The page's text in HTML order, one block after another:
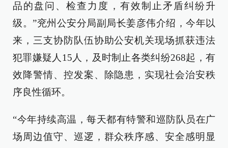
品的盘问、检查力度，有效制止矛盾纠纷升
级。”兖州公安分局副局长姜彦伟介绍，今年以
来，三支协防队伍协助公安机关现场抓获违法
犯罪嫌疑人15人，及时制止各类纠纷268起，有
效降警情、控发案、除隐患，实现社会治安秩
序良性循环。
“今年持续高温，每天都有特警和巡防队员在广
场周边值守、巡逻，群众秩序感、安全感明显